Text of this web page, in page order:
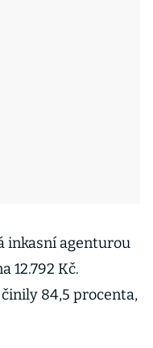
inkasní agenturou
12.792 Kč.
84,5 procenta,